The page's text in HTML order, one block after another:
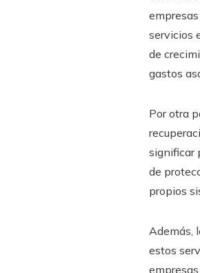
servicios
de
gastos
Por otra
significar
de
propios
Además,
estos